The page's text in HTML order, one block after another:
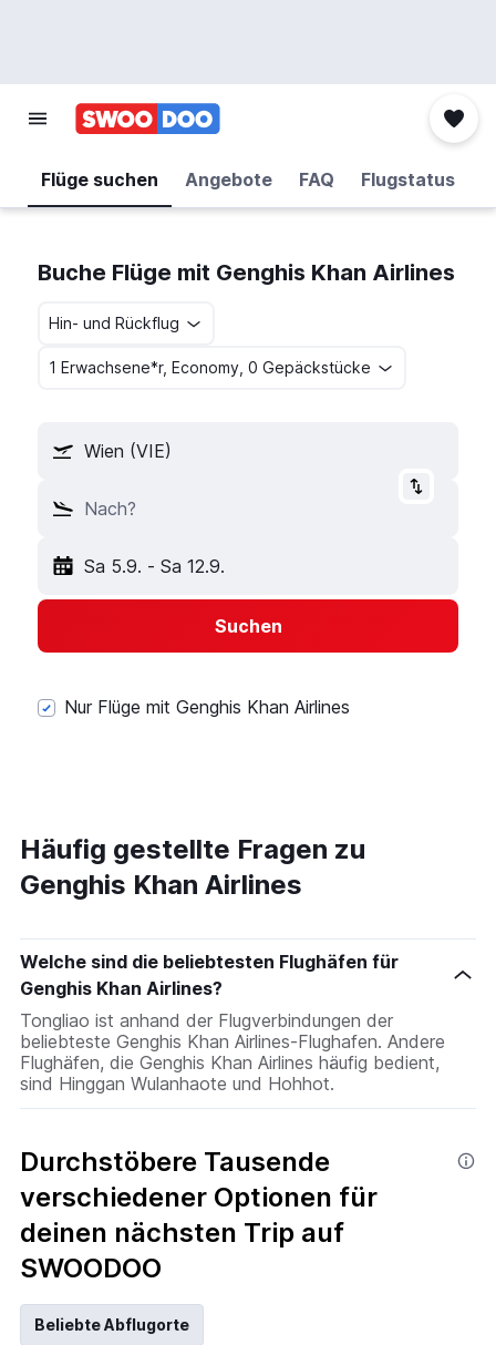
Flüge suchen Angebote FAQ Flugstatus
Buche Flüge mit Genghis Khan Airlines
Hin- und Rückflug
1 Erwachsene*r, Economy, 0 Gepäckstücke
Wien (VIE)
Nach?
Sa 5.9. - Sa 12.9.
Suchen
Nur Flüge mit Genghis Khan Airlines
Häufig gestellte Fragen zu
Genghis Khan Airlines
Welche sind die beliebtesten Flughäfen für
Genghis Khan Airlines?
Tongliao ist anhand der Flugverbindungen der
beliebteste Genghis Khan Airlines-Flughafen. Andere
Flughäfen, die Genghis Khan Airlines häufig bedient,
sind Hinggan Wulanhaote und Hohhot.
Durchstöbere Tausende
verschiedener Optionen für
deinen nächsten Trip auf
SWOODOO
Beliebte Abflugorte